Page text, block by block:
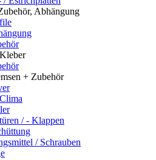
Abhängung
+ Zubehör
/ - Klappen
/ Schrauben